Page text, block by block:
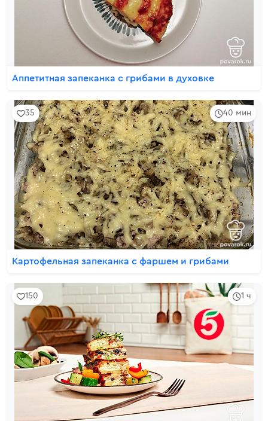
Аппетитная запеканка с грибами в духовке
40 мин
35
Картофельная запеканка с фаршем и грибами
1 ч
150